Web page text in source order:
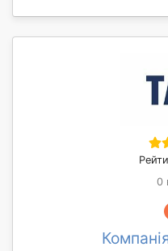
0